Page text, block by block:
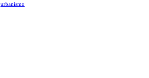
urbanismo